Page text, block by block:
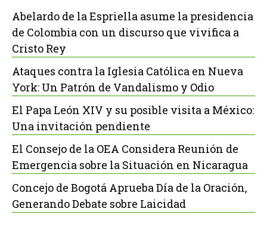
Abelardo de la Espriella asume la presidencia
de Colombia con un discurso que vivifica a
Cristo Rey
Ataques contra la Iglesia Católica en Nueva
York: Un Patrón de Vandalismo y Odio
El Papa León XIV y su posible visita a México:
Una invitación pendiente
El Consejo de la OEA Considera Reunión de
Emergencia sobre la Situación en Nicaragua
Concejo de Bogotá Aprueba Día de la Oración,
Generando Debate sobre Laicidad